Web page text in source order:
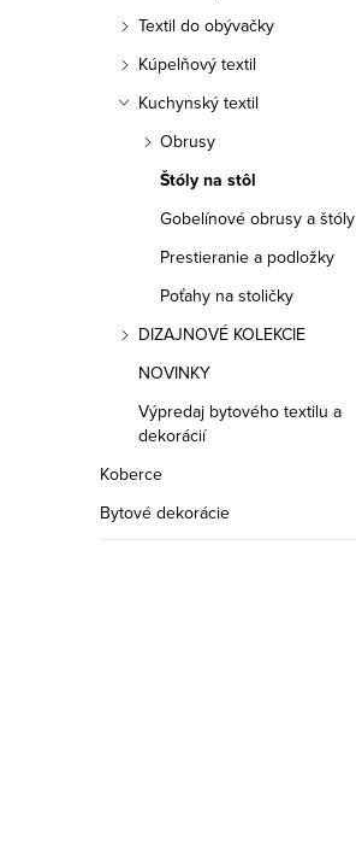
n
Textil do obývačky
Kúpelňový textil
Kuchynský textil
Obrusy
Štóly na stôl
Gobelínové obrusy a štóly
Prestieranie a podložky
Poťahy na stoličky
DIZAJNOVÉ KOLEKCIE
NOVINKY
Výpredaj bytového textilu a
dekorácií
Koberce
Bytové dekorácie